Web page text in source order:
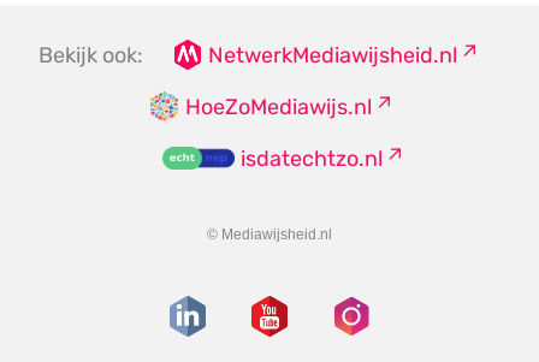
Bekijk ook:
NetwerkMediawijsheid.nl
HoeZoMediawijs.nl
isdatechtzo.nl
© Mediawijsheid.nl